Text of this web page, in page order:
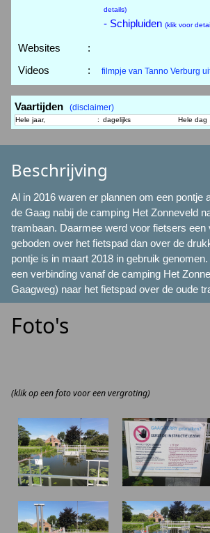
details)
- Schipluiden (klik voor
Websites
:
Videos
: filmpje van Tanno Verburg
Vaartijden (disclaimer)
Hele jaar, : dagelijks Hele dag
Beschrijving
Al in 2016 waren er plannen om een pontje
de Gaag nabij de camping Het Zonneveld
trambaan. Daarmee werd voor fietsers een
geboden over het fietspad dan over de
pontje is in maart 2018 in gebruik
een verbinding vanaf de camping Het
Gaagweg) naar het fietspad over de oude
Foto's
(klik op een foto voor een vergroting)